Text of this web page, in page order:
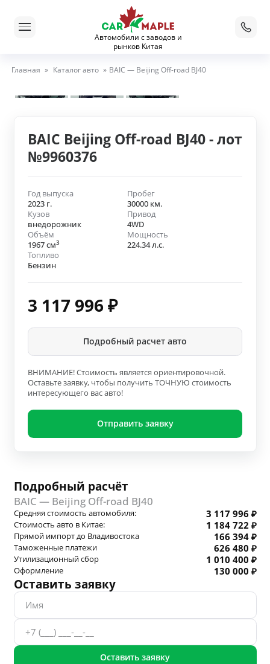
Автомобили с заводов и
рынков Китая
Главная » Каталог авто » BAIC — Beijing Off-road BJ40
BAIC Beijing Off-road BJ40 - лот
№9960376
Год выпуска
2023 г.
Пробег
30000 км.
Кузов
внедорожник
Привод
4WD
Объём
1967 см3
Мощность
224.34 л.с.
Топливо
Бензин
3 117 996 ₽
Подробный расчет авто
ВНИМАНИЕ! Стоимость является ориентировочной.
Оставьте заявку, чтобы получить ТОЧНУЮ стоимость
интересующего вас авто!
Отправить заявку
Подробный расчёт
BAIC — Beijing Off-road BJ40
Средняя стоимость автомобиля: 3 117 996 ₽
Стоимость авто в Китае: 1 184 722 ₽
Прямой импорт до Владивостока 166 394 ₽
Таможенные платежи 626 480 ₽
Утилизационный сбор 1 010 400 ₽
Оформление 130 000 ₽
Оставить заявку
Оставить заявку